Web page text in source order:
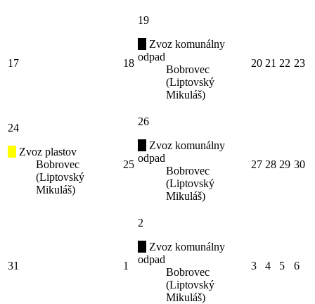
17 18
19
Zvoz komunálny
odpad
Bobrovec
(Liptovský
Mikuláš)
20 21 22 23
24
Zvoz plastov
Bobrovec
(Liptovský
Mikuláš)
25
26
Zvoz komunálny
odpad
Bobrovec
(Liptovský
Mikuláš)
27 28 29 30
31 1
2
Zvoz komunálny
odpad
Bobrovec
(Liptovský
Mikuláš)
3 4 5 6